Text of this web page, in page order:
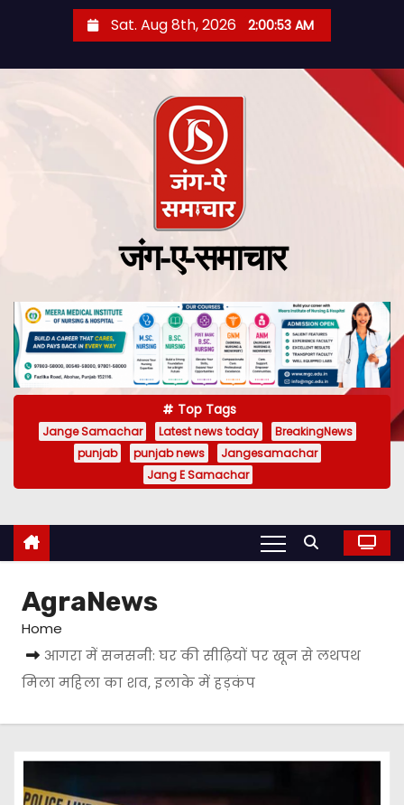
Sat. Aug 8th, 2026 2:00:53 AM
जंग-ए-समाचार
Top Tags
Jange Samachar Latest news today
BreakingNews
punjab
punjab news
Jangesamachar
Jang E Samachar
AgraNews
Home
आगरा में सनसनी: घर की सीढ़ियों पर खून से लथपथ
मिला महिला का शव, इलाके में हड़कंप